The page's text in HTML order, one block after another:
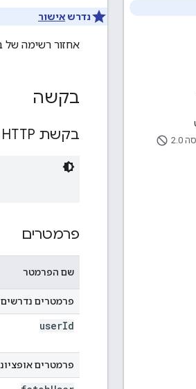
.0
נדרש אישור
אחזור רשימה של
בקשה
בקשת HTTP
פרמטרים
שם הפרמטר
פרמטרים נדרשים
userId
פרמטרים